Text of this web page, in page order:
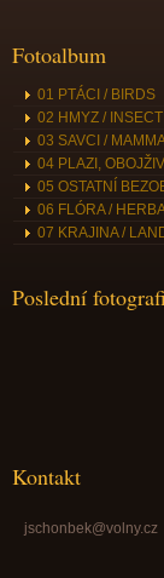
Fotoalbum
01 PTÁCI / BIRDS
02 HMYZ / INSECT
03 SAVCI /
04 PLAZI,
05 OSTATNÍ
06 FLÓRA /
07 KRAJINA /
Poslední
Kontakt
jschonbek@volny.cz